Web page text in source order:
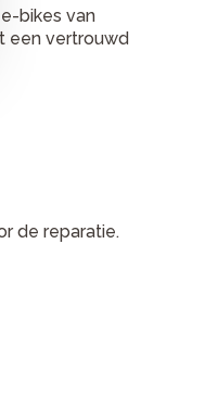
bikes van
een vertrouwd
de reparatie.